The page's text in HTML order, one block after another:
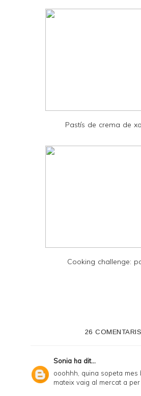
d
Pastís de crema de
Cooking challenge:
26
Sonia ha dit...
ooohhh, quina sopeta mes
mateix vaig al mercat a per